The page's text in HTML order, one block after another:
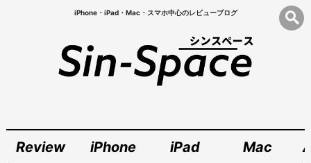
iPhone・iPad・Mac・スマホ中心のレビューブログ
Review iPhone iPad Mac